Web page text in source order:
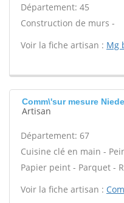
Département: 45
Construction de murs -
Voir la fiche artisan : Mg
Comm\'sur mesure
Artisan
Département: 67
Cuisine clé en main -
Papier peint - Parquet -
Voir la fiche artisan :